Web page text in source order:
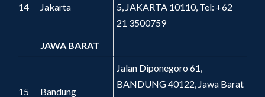
14 Jakarta
5, JAKARTA 10110, Tel: +62
21 3500759
JAWA BARAT
15 Bandung
Jalan Diponegoro 61,
BANDUNG 40122, Jawa Barat